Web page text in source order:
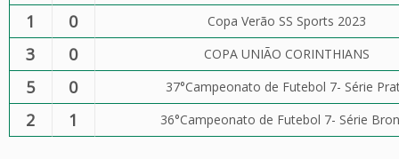
1 0 Copa Verão SS Sports 2023
3 0 COPA UNIÃO CORINTHIANS
5 0 37°Campeonato de Futebol 7- Série
2 1 36°Campeonato de Futebol 7- Série